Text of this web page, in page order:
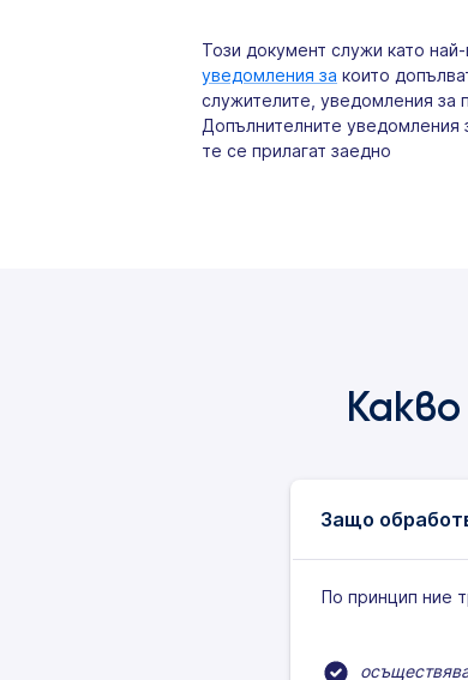
Този документ служи като
уведомления за които
служителите, уведомления за
Допълнителните уведомления
те се прилагат заедно
Защо
По принцип ние